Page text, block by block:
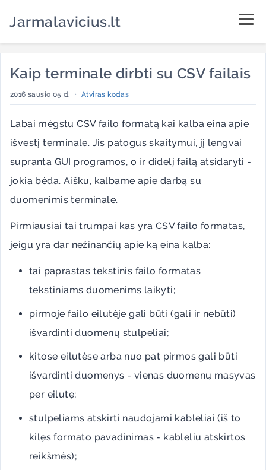
Jarmalavicius.lt
Kaip terminale dirbti su CSV failais
2016 sausio 05 d. • Atviras kodas
Labai mėgstu CSV failo formatą kai kalba eina apie
išvestį terminale. Jis patogus skaitymui, jį lengvai
supranta GUI programos, o ir didelį failą atsidaryti -
jokia bėda. Aišku, kalbame apie darbą su
duomenimis terminale.
Pirmiausiai tai trumpai kas yra CSV failo formatas,
jeigu yra dar nežinančių apie ką eina kalba:
tai paprastas tekstinis failo formatas
tekstiniams duomenims laikyti;
pirmoje failo eilutėje gali būti (gali ir nebūti)
išvardinti duomenų stulpeliai;
kitose eilutėse arba nuo pat pirmos gali būti
išvardinti duomenys - vienas duomenų masyvas
per eilutę;
stulpeliams atskirti naudojami kableliai (iš to
kilęs formato pavadinimas - kableliu atskirtos
reikšmės);